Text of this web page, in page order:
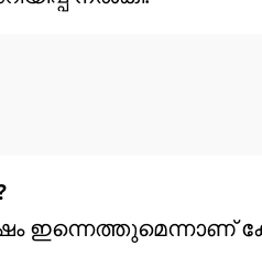
ഇന്നെത്തുമെന്നാണ്